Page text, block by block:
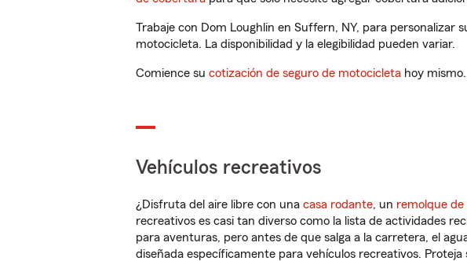
Trabaje con Dom Loughlin en Suffern, NY, para personalizar
motocicleta. La disponibilidad y la elegibilidad pueden variar.
Comience su cotización de seguro de motocicleta hoy mismo.
Vehículos recreativos
¿Disfruta del aire libre con una casa rodante, un remolque
recreativos es casi tan diverso como la lista de actividades
para aventuras, pero antes de que salga a la carretera, el
diseñada específicamente para vehículos recreativos.